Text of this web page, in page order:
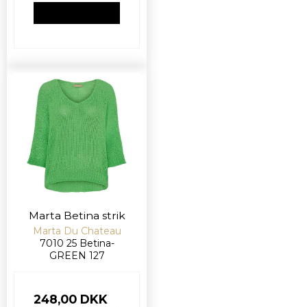
Marta Betina strik
Marta Du Chateau
7010 25 Betina-
GREEN 127
248,00 DKK